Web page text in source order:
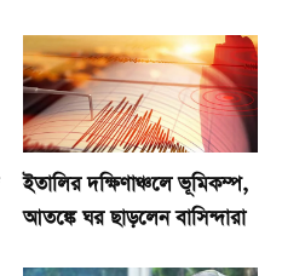
ইতালির দক্ষিণাঞ্চলে ভূমিকম্প,
আতঙ্কে ঘর ছাড়লেন বাসিন্দারা